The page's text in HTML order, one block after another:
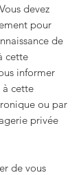
devez
pour
de
cette
informer
à cette
ou par
privée
de vous